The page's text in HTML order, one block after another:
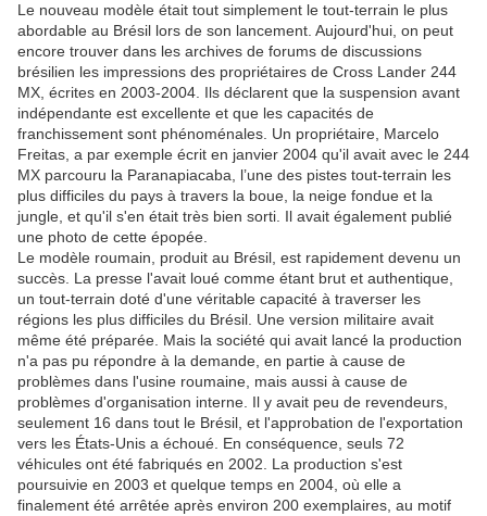
Le nouveau modèle était tout simplement le tout-terrain le plus
abordable au Brésil lors de son lancement. Aujourd'hui, on peut
encore trouver dans les archives de forums de discussions
brésilien les impressions des propriétaires de Cross Lander 244
MX, écrites en 2003-2004. Ils déclarent que la suspension avant
indépendante est excellente et que les capacités de
franchissement sont phénoménales. Un propriétaire, Marcelo
Freitas, a par exemple écrit en janvier 2004 qu'il avait avec le 244
MX parcouru la Paranapiacaba, l’une des pistes tout-terrain les
plus difficiles du pays à travers la boue, la neige fondue et la
jungle, et qu'il s'en était très bien sorti. Il avait également publié
une photo de cette épopée.
Le modèle roumain, produit au Brésil, est rapidement devenu un
succès. La presse l'avait loué comme étant brut et authentique,
un tout-terrain doté d'une véritable capacité à traverser les
régions les plus difficiles du Brésil. Une version militaire avait
même été préparée. Mais la société qui avait lancé la production
n'a pas pu répondre à la demande, en partie à cause de
problèmes dans l'usine roumaine, mais aussi à cause de
problèmes d'organisation interne. Il y avait peu de revendeurs,
seulement 16 dans tout le Brésil, et l'approbation de l'exportation
vers les États-Unis a échoué. En conséquence, seuls 72
véhicules ont été fabriqués en 2002. La production s'est
poursuivie en 2003 et quelque temps en 2004, où elle a
finalement été arrêtée après environ 200 exemplaires, au motif